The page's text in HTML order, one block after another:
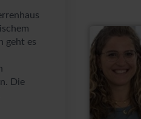
geht es
Die